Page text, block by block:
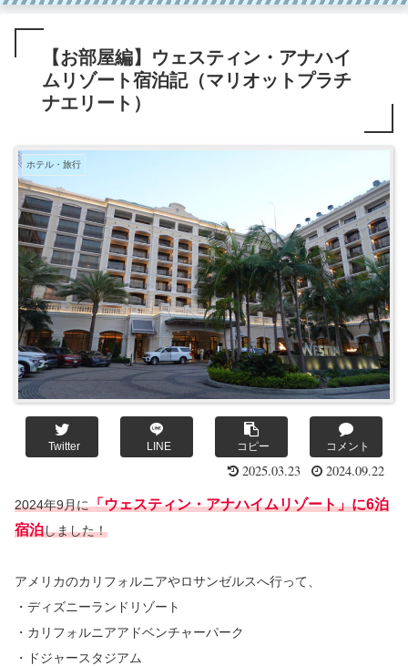
【お部屋編】ウェスティン・アナハイ
ムリゾート宿泊記（マリオットプラチ
ナエリート）
ホテル・旅行
Twitter LINE コピー コメント
2025.03.23 2024.09.22
2024年9月に「ウェスティン・アナハイムリゾート」に6泊
宿泊しました！
アメリカのカリフォルニアやロサンゼルスへ行って、
・ディズニーランドリゾート
・カリフォルニアアドベンチャーパーク
・ドジャースタジアム